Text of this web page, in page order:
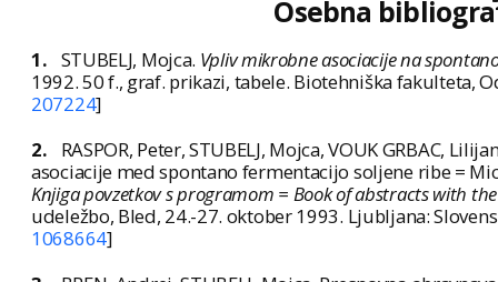
Osebna
1. STUBELJ, Mojca. Vpliv mikrobne asociacije na
1992. 50 f., graf. prikazi, tabele. Biotehniška fakulteta,
207224]
2.
RASPOR, Peter, STUBELJ, Mojca, VOUK GRBAC,
asociacije med spontano fermentacijo soljene ribe =
Knjiga povzetkov s programom = Book of abstracts with
udeležbo, Bled, 24.-27. oktober 1993. Ljubljana:
1068664]